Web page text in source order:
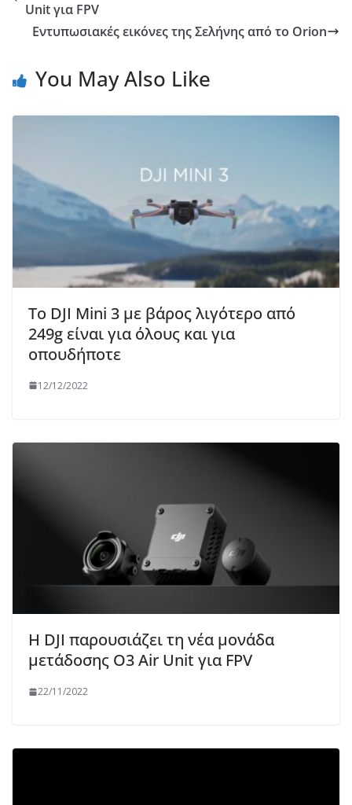
Unit για FPV
Εντυπωσιακές εικόνες της Σελήνης από το Orion
You May Also Like
Το DJI Mini 3 με βάρος λιγότερο από
249g είναι για όλους και για
οπουδήποτε
12/12/2022
Η DJI παρουσιάζει τη νέα μονάδα
μετάδοσης O3 Air Unit για FPV
22/11/2022